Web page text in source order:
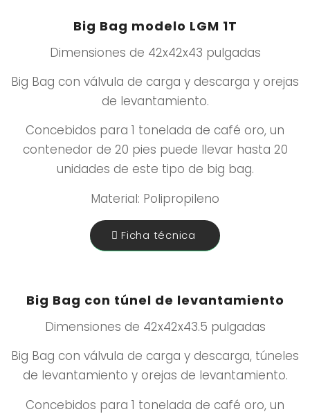
Big Bag modelo LGM 1T
Dimensiones de 42x42x43 pulgadas
Big Bag con válvula de carga y descarga y orejas
de levantamiento.
Concebidos para 1 tonelada de café oro, un
contenedor de 20 pies puede llevar hasta 20
unidades de este tipo de big bag.
Material: Polipropileno
Ficha técnica
Big Bag con túnel de levantamiento
Dimensiones de 42x42x43.5 pulgadas
Big Bag con válvula de carga y descarga, túneles
de levantamiento y orejas de levantamiento.
Concebidos para 1 tonelada de café oro, un